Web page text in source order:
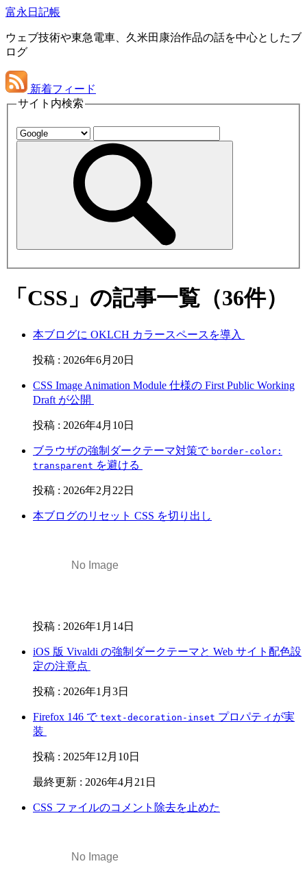
富永日記帳
ウェブ技術や東急電車、久米田康治作品の話を中心としたブ
ログ
新着フィード
サイト内検索
「CSS」の記事一覧（36件）
本ブログに OKLCH カラースペースを導入
投稿 : 2026年6月20日
CSS Image Animation Module 仕様の First Public Working
Draft が公開
投稿 : 2026年4月10日
ブラウザの強制ダークテーマ対策で border-color:
transparent を避ける
投稿 : 2026年2月22日
本ブログのリセット CSS を切り出し
投稿 : 2026年1月14日
iOS 版 Vivaldi の強制ダークテーマと Web サイト配色設
定の注意点
投稿 : 2026年1月3日
Firefox 146 で text-decoration-inset プロパティが実
装
投稿 : 2025年12月10日
最終更新 : 2026年4月21日
CSS ファイルのコメント除去を止めた